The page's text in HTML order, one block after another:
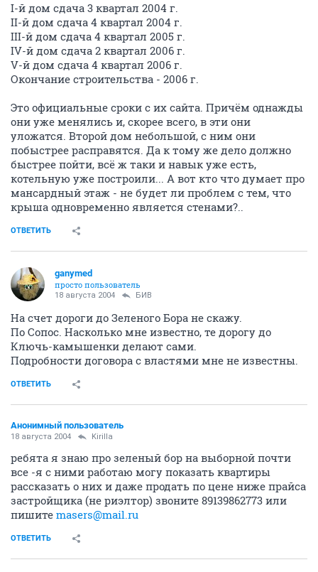
I-й дом сдача 3 квартал 2004 г.
II-й дом сдача 4 квартал 2004 г.
III-й дом сдача 4 квартал 2005 г.
IV-й дом сдача 2 квартал 2006 г.
V-й дом сдача 4 квартал 2006 г.
Окончание строительства - 2006 г.
Это официальные сроки с их сайта. Причём однажды
они уже менялись и, скорее всего, в эти они
уложатся. Второй дом небольшой, с ним они
побыстрее расправятся. Да к тому же дело должно
быстрее пойти, всё ж таки и навык уже есть,
котельную уже построили... А вот кто что думает про
мансардный этаж - не будет ли проблем с тем, что
крыша одновременно является стенами?..
ОТВЕТИТЬ
ganymed
просто пользователь
18 августа 2004 БИВ
На счет дороги до Зеленого Бора не скажу.
По Сопос. Насколько мне известно, те дорогу до
Ключь-камышенки делают сами.
Подробности договора с властями мне не известны.
ОТВЕТИТЬ
Анонимный пользователь
18 августа 2004 Kirilla
ребята я знаю про зеленый бор на выборной почти
все -я с ними работаю могу показать квартиры
рассказать о них и даже продать по цене ниже прайса
застройщика (не риэлтор) звоните 89139862773 или
пишите masers@mail.ru
ОТВЕТИТЬ